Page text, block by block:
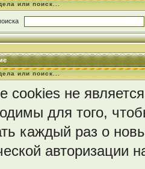
или поиск...
или поиск...
cookies не
для того,
каждый раз о